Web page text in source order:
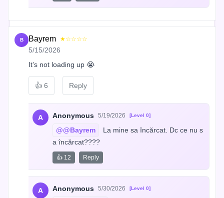
B Bayrem ★☆☆☆☆
5/15/2026
It’s not loading up 😭
👍 6 Reply
A Anonymous 5/19/2026 [Level 0]
@@Bayrem
La mine sa încărcat. Dc ce nu s
a încărcat????
👍 12 Reply
A Anonymous 5/30/2026 [Level 0]